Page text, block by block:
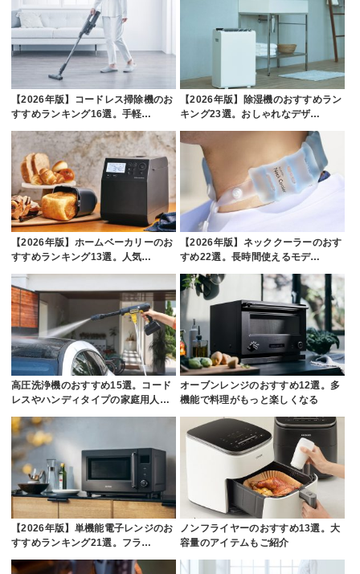
【2026年版】コードレス掃除機のお
すすめランキング16選。手軽…
【2026年版】除湿機のおすすめラン
キング23選。おしゃれなデザ…
【2026年版】ホームベーカリーのお
すすめランキング13選。人気…
【2026年版】ネッククーラーのおす
すめ22選。長時間使えるモデ…
高圧洗浄機のおすすめ15選。コード
レスやハンディタイプの家庭用人…
オーブンレンジのおすすめ12選。多
機能で料理がもっと楽しくなる
【2026年版】単機能電子レンジのお
すすめランキング21選。フラ…
ノンフライヤーのおすすめ13選。大
容量のアイテムもご紹介